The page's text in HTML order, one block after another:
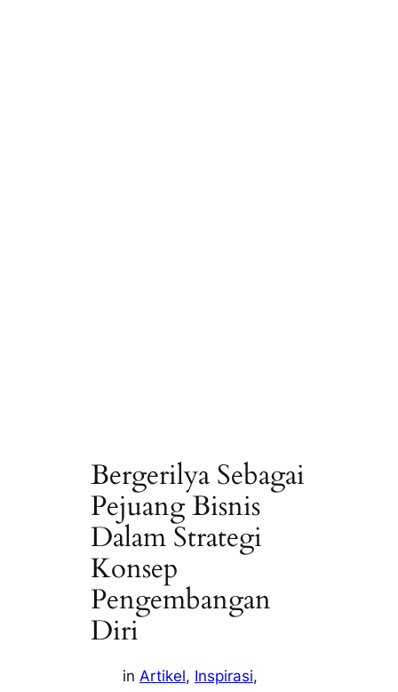
Bergerilya Sebagai
Pejuang Bisnis
Dalam Strategi
Konsep
Pengembangan
Diri
in Artikel, Inspirasi